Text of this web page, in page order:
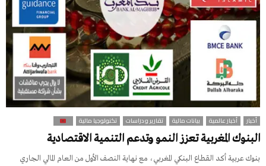
أخبار أخبار عالمية بيانات مالية تقارير و دراسات تكنولوجيا مالية
البنوك المغربية تعزز النمو وتدعم التنمية الاقتصادية
بنوك عربية أكد القطاع البنكي المغربي، مع نهاية النصف الأول من العام المالي الجاري